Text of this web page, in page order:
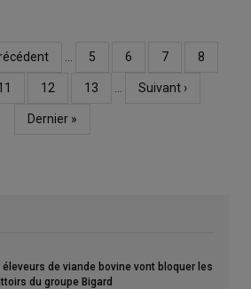
Page
5 Page
6 Page
7 Page
8
Page
12 Page
13
Page
Suivant ›
Dernière
Dernier »
éleveurs de viande bovine vont bloquer les
du groupe Bigard